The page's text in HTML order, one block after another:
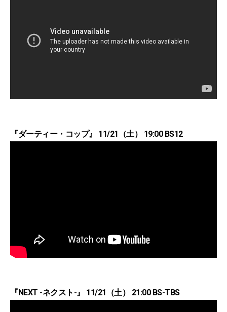
『ダーティー・コップ』 11/21（土） 19:00 BS12
『NEXT -ネクスト-』 11/21（土） 21:00 BS-TBS